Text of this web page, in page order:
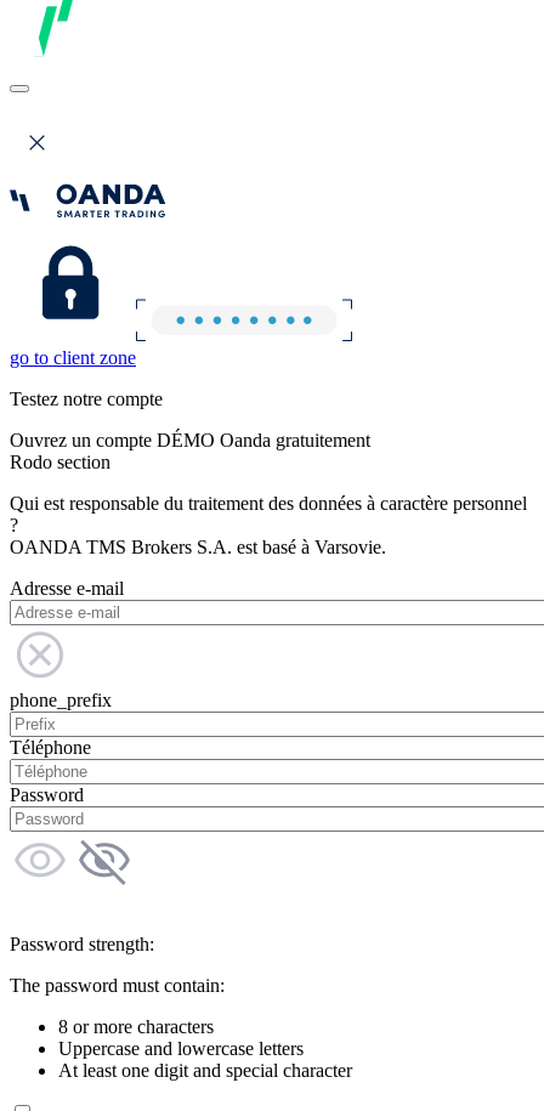
go to client zone
Testez notre compte
Ouvrez un compte DÉMO Oanda gratuitement
Rodo section
Qui est responsable du traitement des données à caractère personnel
?
OANDA TMS Brokers S.A. est basé à Varsovie.
Adresse e-mail
phone_prefix
Téléphone
Password
Password strength:
The password must contain:
8 or more characters
Uppercase and lowercase letters
At least one digit and special character